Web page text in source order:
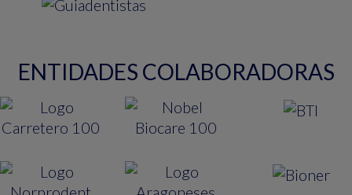
ENTIDADES COLABORADORAS